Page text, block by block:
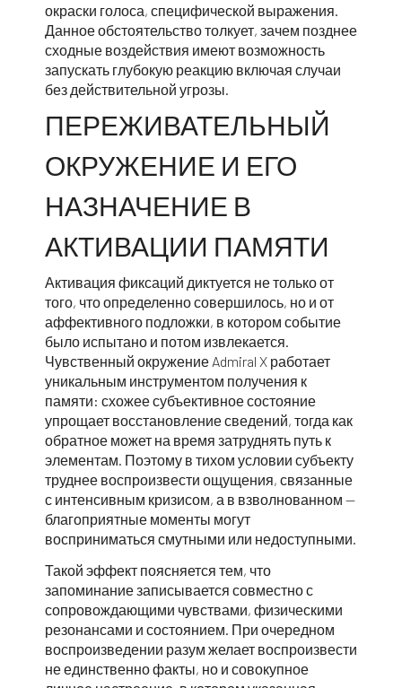
окраски голоса, специфической выражения.
Данное обстоятельство толкует, зачем позднее
сходные воздействия имеют возможность
запускать глубокую реакцию включая случаи
без действительной угрозы.
ПЕРЕЖИВАТЕЛЬНЫЙ
ОКРУЖЕНИЕ И ЕГО
НАЗНАЧЕНИЕ В
АКТИВАЦИИ ПАМЯТИ
Активация фиксаций диктуется не только от
того, что определенно совершилось, но и от
аффективного подложки, в котором событие
было испытано и потом извлекается.
Чувственный окружение Admiral X работает
уникальным инструментом получения к
памяти: схожее субъективное состояние
упрощает восстановление сведений, тогда как
обратное может на время затруднять путь к
элементам. Поэтому в тихом условии субъекту
труднее воспроизвести ощущения, связанные
с интенсивным кризисом, а в взволнованном —
благоприятные моменты могут
восприниматься смутными или недоступными.
Такой эффект поясняется тем, что
запоминание записывается совместно с
сопровождающими чувствами, физическими
резонансами и состоянием. При очередном
воспроизведении разум желает воспроизвести
не единственно факты, но и совокупное